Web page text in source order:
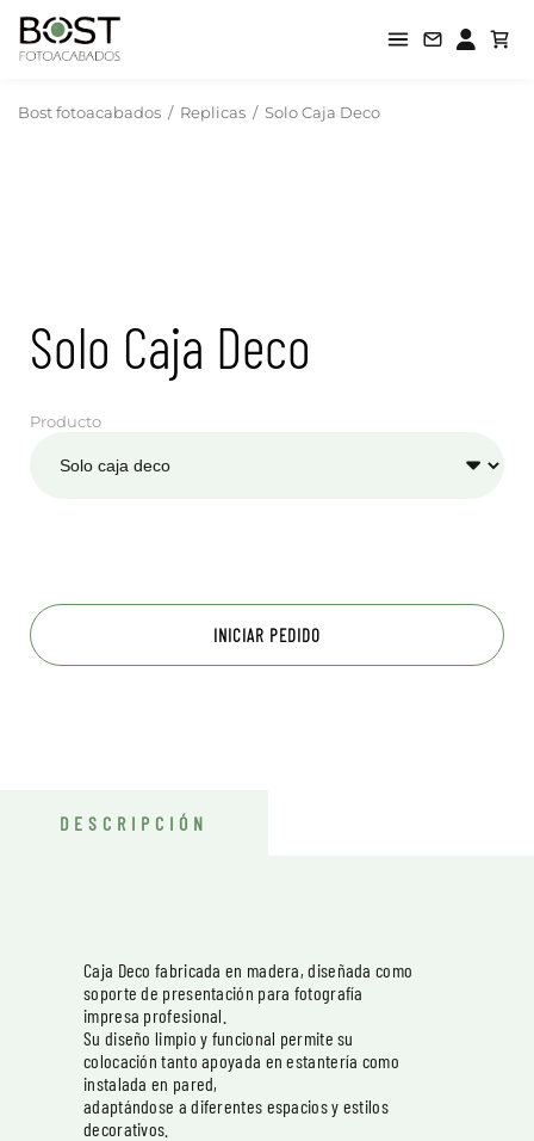
Bost fotoacabados / Replicas / Solo Caja Deco
Solo Caja Deco
Producto
INICIAR PEDIDO
DESCRIPCIÓN
Caja Deco fabricada en madera, diseñada como
soporte de presentación para fotografía
impresa profesional.
Su diseño limpio y funcional permite su
colocación tanto apoyada en estantería como
instalada en pared,
adaptándose a diferentes espacios y estilos
decorativos.